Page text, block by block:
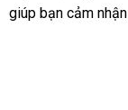
thị
giúp bạn cảm nhận